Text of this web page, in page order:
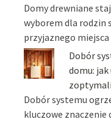
Domy drewniane
wyborem dla rodzin
przyjaznego
Dobór
domu:
Dobór systemu
kluczowe